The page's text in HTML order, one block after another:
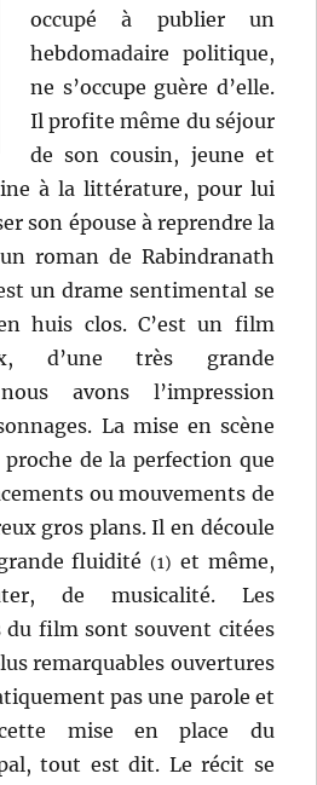
occupé à publier un
hebdomadaire politique,
ne s’occupe guère d’elle.
Il profite même du séjour
de son cousin, jeune et
à la littérature, pour lui
son épouse à reprendre la
roman de Rabindranath
un drame sentimental se
huis clos. C’est un film
d’une très grande
avons l’impression
La mise en scène
de la perfection que
ou mouvements de
gros plans. Il en découle
fluidité(1) et même,
de musicalité. Les
du film sont souvent citées
remarquables ouvertures
pas une parole et
mise en place du
tout est dit. Le récit se